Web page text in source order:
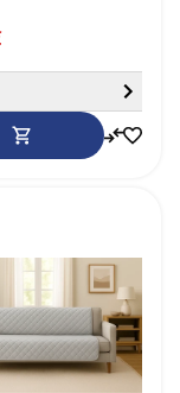
70 cm
Poliester